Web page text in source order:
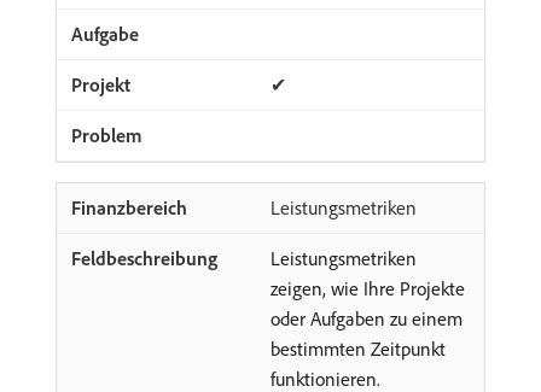
✔
Leistungsmetriken
Leistungsmetriken
zeigen, wie Ihre Projekte
oder Aufgaben zu einem
bestimmten Zeitpunkt
funktionieren.